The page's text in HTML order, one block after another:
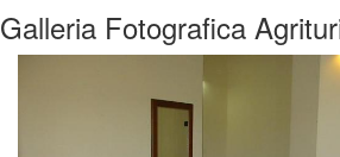
Galleria Fotografica